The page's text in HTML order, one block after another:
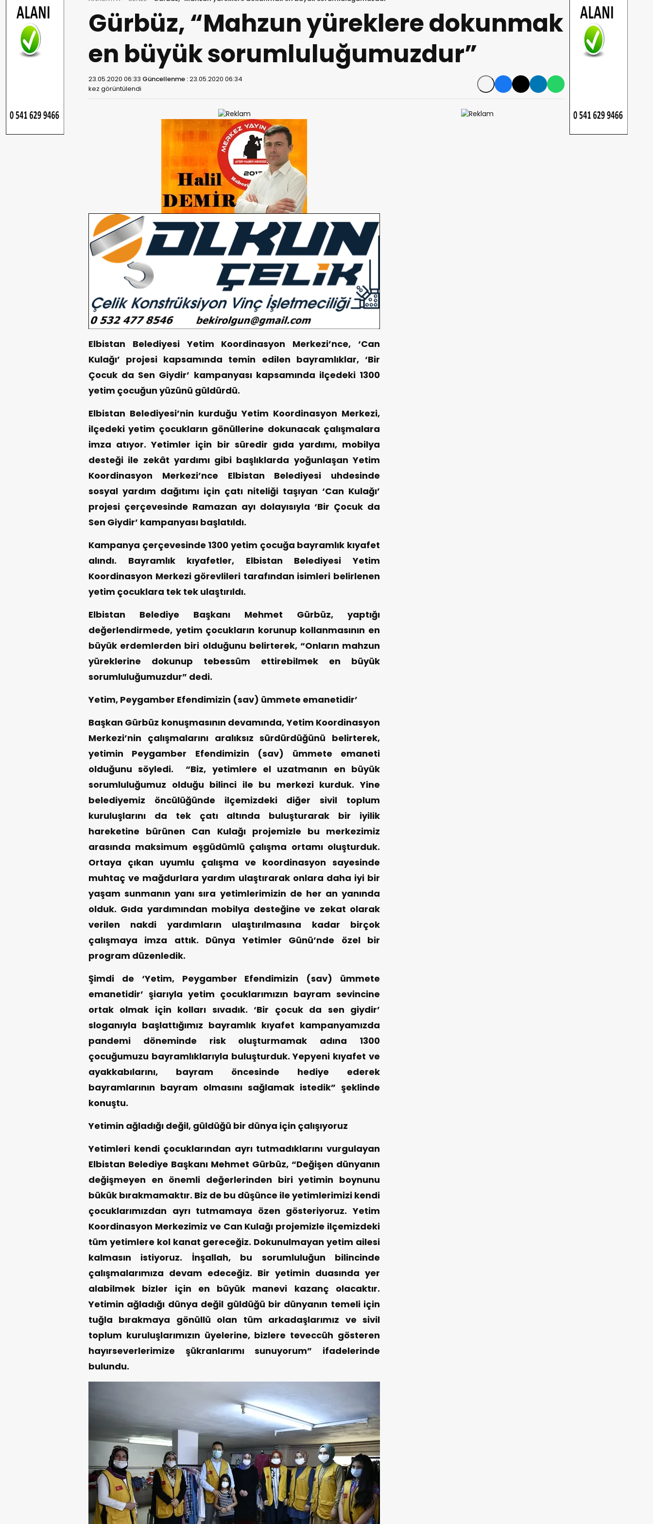
Gürbüz, “Mahzun yüreklere dokunmak
en büyük sorumluluğumuzdur”
23.05.2020 06:33 Güncellenme :23.05.2020 06:34
kez görüntülendi
Elbistan Belediyesi Yetim Koordinasyon Merkezi’nce, ‘Can
Kulağı’ projesi kapsamında temin edilen bayramlıklar, ‘Bir
Çocuk da Sen Giydir’ kampanyası kapsamında ilçedeki 1300
yetim çocuğun yüzünü güldürdü.
Elbistan Belediyesi’nin kurduğu Yetim Koordinasyon Merkezi,
ilçedeki yetim çocukların gönüllerine dokunacak çalışmalara
imza atıyor. Yetimler için bir süredir gıda yardımı, mobilya
desteği ile zekât yardımı gibi başlıklarda yoğunlaşan Yetim
Koordinasyon Merkezi’nce Elbistan Belediyesi uhdesinde
sosyal yardım dağıtımı için çatı niteliği taşıyan ‘Can Kulağı’
projesi çerçevesinde Ramazan ayı dolayısıyla ‘Bir Çocuk da
Sen Giydir’ kampanyası başlatıldı.
Kampanya çerçevesinde 1300 yetim çocuğa bayramlık kıyafet
alındı. Bayramlık kıyafetler, Elbistan Belediyesi Yetim
Koordinasyon Merkezi görevlileri tarafından isimleri belirlenen
yetim çocuklara tek tek ulaştırıldı.
Elbistan Belediye Başkanı Mehmet Gürbüz, yaptığı
değerlendirmede, yetim çocukların korunup kollanmasının en
büyük erdemlerden biri olduğunu belirterek, “Onların mahzun
yüreklerine dokunup tebessüm ettirebilmek en büyük
sorumluluğumuzdur” dedi.
Yetim, Peygamber Efendimizin (sav) ümmete emanetidir’
Başkan Gürbüz konuşmasının devamında, Yetim Koordinasyon
Merkezi’nin çalışmalarını aralıksız sürdürdüğünü belirterek,
yetimin Peygamber Efendimizin (sav) ümmete emaneti
olduğunu söyledi. “Biz, yetimlere el uzatmanın en büyük
sorumluluğumuz olduğu bilinci ile bu merkezi kurduk. Yine
belediyemiz öncülüğünde ilçemizdeki diğer sivil toplum
kuruluşlarını da tek çatı altında buluşturarak bir iyilik
hareketine bürünen Can Kulağı projemizle bu merkezimiz
arasında maksimum eşgüdümlü çalışma ortamı oluşturduk.
Ortaya çıkan uyumlu çalışma ve koordinasyon sayesinde
muhtaç ve mağdurlara yardım ulaştırarak onlara daha iyi bir
yaşam sunmanın yanı sıra yetimlerimizin de her an yanında
olduk. Gıda yardımından mobilya desteğine ve zekat olarak
verilen nakdi yardımların ulaştırılmasına kadar birçok
çalışmaya imza attık. Dünya Yetimler Günü’nde özel bir
program düzenledik.
Şimdi de ‘Yetim, Peygamber Efendimizin (sav) ümmete
emanetidir’ şiarıyla yetim çocuklarımızın bayram sevincine
ortak olmak için kolları sıvadık. ‘Bir çocuk da sen giydir’
sloganıyla başlattığımız bayramlık kıyafet kampanyamızda
pandemi döneminde risk oluşturmamak adına 1300
çocuğumuzu bayramlıklarıyla buluşturduk. Yepyeni kıyafet ve
ayakkabılarını, bayram öncesinde hediye ederek
bayramlarının bayram olmasını sağlamak istedik” şeklinde
konuştu.
Yetimin ağladığı değil, güldüğü bir dünya için çalışıyoruz
Yetimleri kendi çocuklarından ayrı tutmadıklarını vurgulayan
Elbistan Belediye Başkanı Mehmet Gürbüz, “Değişen dünyanın
değişmeyen en önemli değerlerinden biri yetimin boynunu
bükük bırakmamaktır. Biz de bu düşünce ile yetimlerimizi kendi
çocuklarımızdan ayrı tutmamaya özen gösteriyoruz. Yetim
Koordinasyon Merkezimiz ve Can Kulağı projemizle ilçemizdeki
tüm yetimlere kol kanat gereceğiz. Dokunulmayan yetim ailesi
kalmasın istiyoruz. İnşallah, bu sorumluluğun bilincinde
çalışmalarımıza devam edeceğiz. Bir yetimin duasında yer
alabilmek bizler için en büyük manevi kazanç olacaktır.
Yetimin ağladığı dünya değil güldüğü bir dünyanın temeli için
tuğla bırakmaya gönüllü olan tüm arkadaşlarımız ve sivil
toplum kuruluşlarımızın üyelerine, bizlere teveccüh gösteren
hayırseverlerimize şükranlarımı sunuyorum” ifadelerinde
bulundu.